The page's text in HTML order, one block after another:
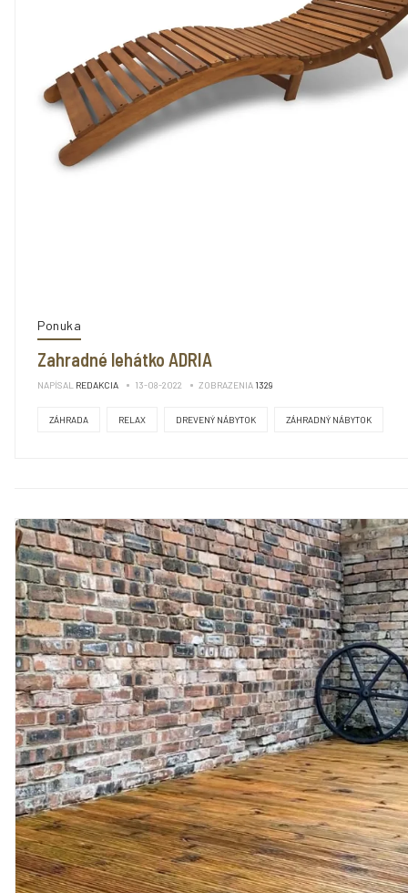
Ponuka
Zahradné lehátko ADRIA
NAPÍSAL REDAKCIA 13-08-2022 ZOBRAZENIA 1329
ZÁHRADA RELAX DREVENÝ NÁBYTOK ZÁHRADNÝ NÁBYTOK